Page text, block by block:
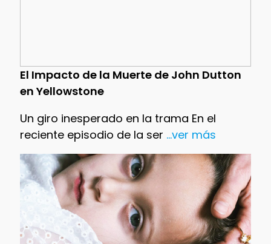
El Impacto de la Muerte de John Dutton
en Yellowstone
Un giro inesperado en la trama En el
reciente episodio de la ser ...ver más